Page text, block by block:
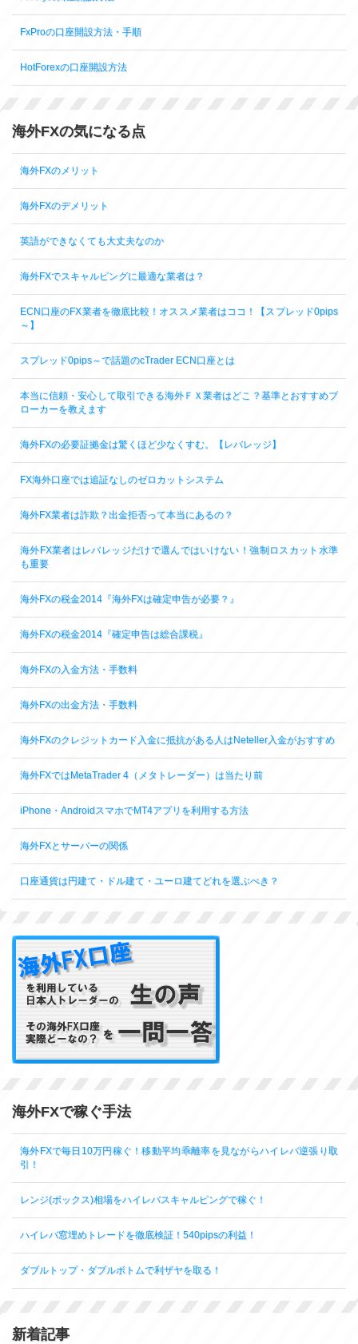
FxProの口座開設方法・手順
HotForexの口座開設方法
海外FXの気になる点
海外FXのメリット
海外FXのデメリット
英語ができなくても大丈夫なのか
海外FXでスキャルピングに最適な業者は？
ECN口座のFX業者を徹底比較！オススメ業者はココ！【スプレッド0pips
～】
スプレッド0pips～で話題のcTrader ECN口座とは
本当に信頼・安心して取引できる海外ＦＸ業者はどこ？基準とおすすめブ
ローカーを教えます
海外FXの必要証拠金は驚くほど少なくすむ。【レバレッジ】
FX海外口座では追証なしのゼロカットシステム
海外FX業者は詐欺？出金拒否って本当にあるの？
海外FX業者はレバレッジだけで選んではいけない！強制ロスカット水準
も重要
海外FXの税金2014『海外FXは確定申告が必要？』
海外FXの税金2014『確定申告は総合課税』
海外FXの入金方法・手数料
海外FXの出金方法・手数料
海外FXのクレジットカード入金に抵抗がある人はNeteller入金がおすすめ
海外FXではMetaTrader 4（メタトレーダー）は当たり前
iPhone・AndroidスマホでMT4アプリを利用する方法
海外FXとサーバーの関係
口座通貨は円建て・ドル建て・ユーロ建てどれを選ぶべき？
海外FXで稼ぐ手法
海外FXで毎日10万円稼ぐ！移動平均乖離率を見ながらハイレバ逆張り取
引！
レンジ(ボックス)相場をハイレバスキャルピングで稼ぐ！
ハイレバ窓埋めトレードを徹底検証！540pipsの利益！
ダブルトップ・ダブルボトムで利ザヤを取る！
新着記事